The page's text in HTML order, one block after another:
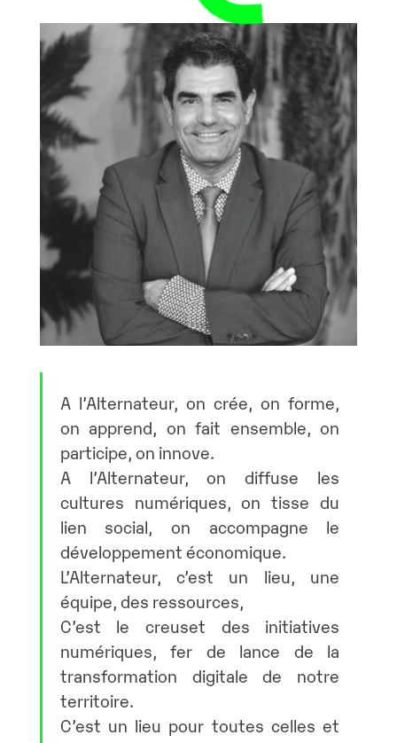
A l’Alternateur, on crée, on forme,
on apprend, on fait ensemble, on
participe, on innove.
A l’Alternateur, on diffuse les
cultures numériques, on tisse du
lien social, on accompagne le
développement économique.
L’Alternateur, c’est un lieu, une
équipe, des ressources,
C’est le creuset des initiatives
numériques, fer de lance de la
transformation digitale de notre
territoire.
C’est un lieu pour toutes celles et